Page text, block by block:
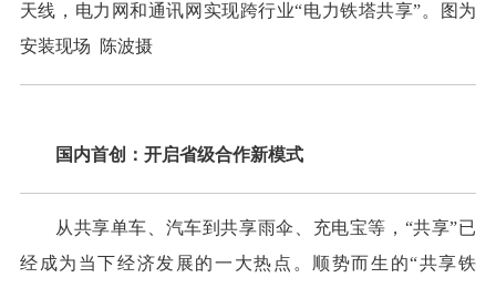
天线，电力网和通讯网实现跨行业“电力铁塔共享”。图为
安装现场 陈波摄
国内首创：开启省级合作新模式
从共享单车、汽车到共享雨伞、充电宝等，“共享”已
经成为当下经济发展的一大热点。顺势而生的“共享铁